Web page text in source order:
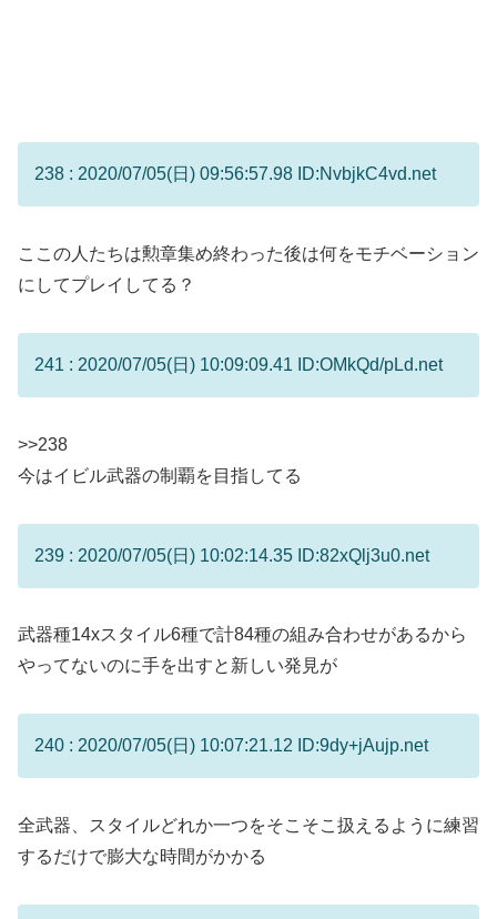
238 : 2020/07/05(日) 09:56:57.98 ID:NvbjkC4vd.net
ここの人たちは勲章集め終わった後は何をモチベーション
にしてプレイしてる？
241 : 2020/07/05(日) 10:09:09.41 ID:OMkQd/pLd.net
>>238
今はイビル武器の制覇を目指してる
239 : 2020/07/05(日) 10:02:14.35 ID:82xQlj3u0.net
武器種14xスタイル6種で計84種の組み合わせがあるから
やってないのに手を出すと新しい発見が
240 : 2020/07/05(日) 10:07:21.12 ID:9dy+jAujp.net
全武器、スタイルどれか一つをそこそこ扱えるように練習
するだけで膨大な時間がかかる